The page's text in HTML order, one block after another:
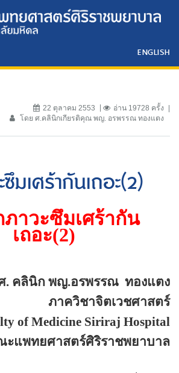
ENGLISH
22 ตุลาคม 2553
อ่าน 19728 ครั้ง
โดย ศ.คลินิกเกียรติคุณ พญ. อรพรรณ ทองแตง
มเศร้ากันเถอะ(2)
าวะซึมเศร้ากัน
เถอะ(2)
. คลินิก พญ.อรพรรณ ทองแตง
ภาควิชาจิตเวชศาสตร์
ofMedicine Siriraj Hospital
ะแพทยศาสตร์ศิริราชพยาบาล